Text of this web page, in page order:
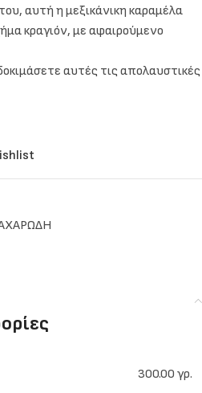
αυτή η μεξικάνικη καραμέλα
κραγιόν, με αφαιρούμενο
αυτές τις απολαυστικές
300.00 γρ.